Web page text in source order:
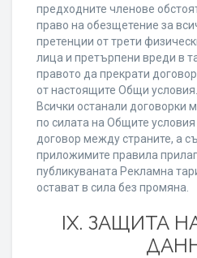
предходните членове
право на обезщетение за
претенции от трети
лица и претърпени вреди в
правото да прекрати
от настоящите Общи условия.
Всички останали договорки
по силата на Общите
договор между страните, а
приложимите правила
публикуваната Рекламна
остават в сила без промяна.
IХ. ЗАЩИТА